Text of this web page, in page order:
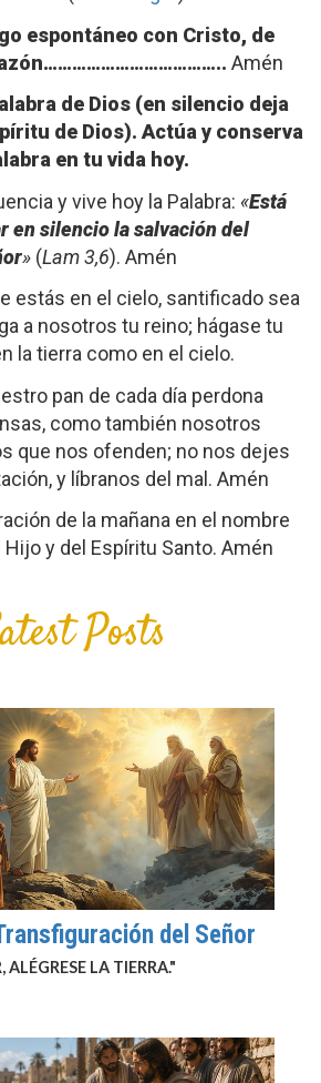
espontáneo con Cristo, de
Amén
de Dios (en silencio deja
de Dios). Actúa y conserva
en tu vida hoy.
y vive hoy la Palabra: «Está
en silencio la salvación del
» (Lam 3,6). Amén
estás en el cielo, santificado sea
a nosotros tu reino; hágase tu
la tierra como en el cielo.
pan de cada día perdona
como también nosotros
que nos ofenden; no nos dejes
y líbranos del mal. Amén
de la mañana en el nombre
Hijo y del Espíritu Santo. Amén
Posts
del Señor
ALÉGRESE LA TIERRA."